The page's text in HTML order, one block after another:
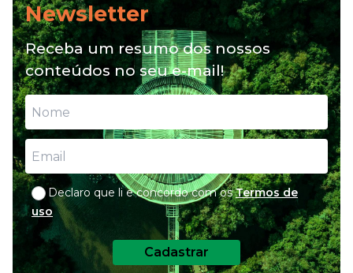
4
Alimentação natural e mix
feeding: conheça essas opções
para nutrição do seu pet
Newsletter
Receba um resumo dos nossos
conteúdos no seu e-mail!
Declaro que li e concordo com os Termos de
uso
Cadastrar